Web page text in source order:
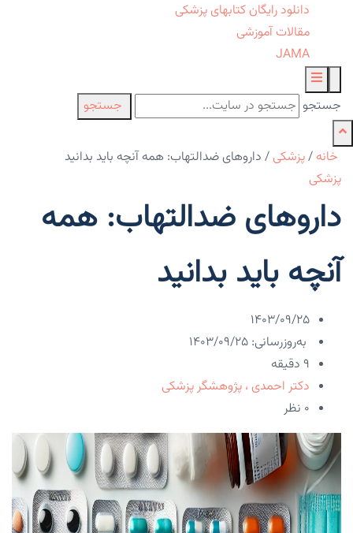
دانلود رایگان کتابهای پزشکی
مقالات آموزشی
JAMA
جستجو جستجو
خانه /پزشکی / داروهای ضدالتهاب: همه آنچه باید بدانید
پزشکی
داروهای ضدالتهاب: همه
آنچه باید بدانید
۱۴۰۳/۰۹/۲۵
به‌روزرسانی: ۱۴۰۳/۰۹/۲۵
9 دقیقه
دکتر احمدی ، پژوهشگر پزشکی
۰ نظر